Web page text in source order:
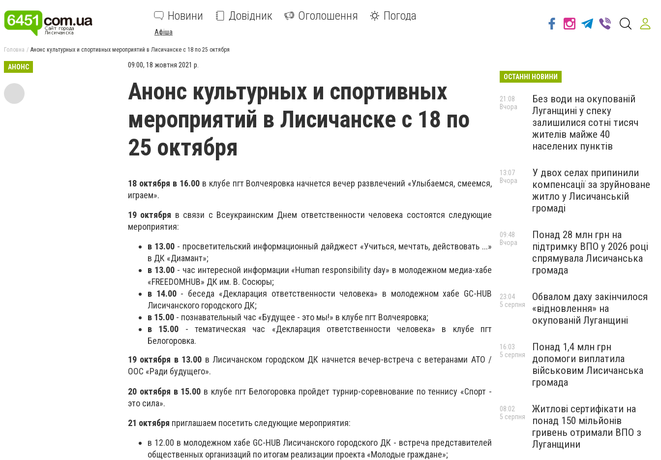
Новини Довідник Оголошення Погода
Афіша
Головна Анонс культурных и спортивных мероприятий в Лисичанске с 18 по 25 октября
АНОНС 09:00, 18 жовтня 2021 р.
Анонс культурных и спортивных
мероприятий в Лисичанске с 18 по
25 октября
18 октября в 16.00в клубе пгт Волчеяровка начнется вечер развлечений «Улыбаемся, смеемся,
играем».
19 октября в связи с Всеукраинским Днем ответственности человека состоятся следующие
мероприятия:
в 13.00 - просветительский информационный дайджест «Учиться, мечтать, действовать ...»
в ДК «Диамант»;
в 13.00- час интересной информации «Human responsibility day» в молодежном медиа-хабе
«FREEDOMHUB» ДК им. В. Сосюры;
в 14.00- беседа «Декларация ответственности человека» в молодежном хабе GC-HUB
Лисичанского городского ДК;
в 15.00 - познавательный час «Будущее - это мы!» в клубе пгт Волчеяровка;
в 15.00 - тематическая час «Декларация ответственности человека» в клубе пгт
Белогоровка.
19 октября в 13.00 в Лисичанском городском ДК начнется вечер-встреча с ветеранами АТО /
ООС «Ради будущего».
20 октября в 15.00 в клубе пгт Белогоровка пройдет турнир-соревнование по теннису «Спорт -
это сила».
21 октября приглашаем посетить следующие мероприятия:
в 12.00 в молодежном хабе GC-HUB Лисичанского городского ДК - встреча представителей
общественных организаций по итогам реализации проекта «Молодые граждане»;
ОСТАННІ НОВИНИ
Без води на окупованій
Луганщині у спеку
залишилися сотні тисяч
жителів майже 40
населених пунктів
21:08
Вчора
У двох селах припинили
компенсації за зруйноване
житло у Лисичанській
громаді
13:07
Вчора
Понад 28 млн грн на
підтримку ВПО у 2026 році
спрямувала Лисичанська
громада
09:48
Вчора
Обвалом даху закінчилося
«відновлення» на
окупованій Луганщині
23:04
5 серпня
Понад 1,4 млн грн
допомоги виплатила
військовим Лисичанська
громада
16:03
5 серпня
Житлові сертифікати на
понад 150 мільйонів
гривень отримали ВПО з
Луганщини
08:02
5 серпня